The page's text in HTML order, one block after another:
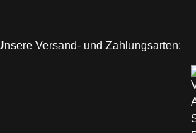
Versand- und Zahlungsarten: